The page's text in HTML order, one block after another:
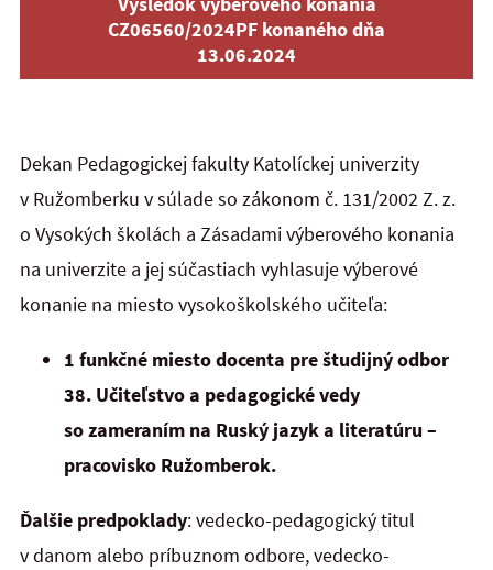
CZ06560/2024PF konaného dňa
13.06.2024
Dekan Pedagogickej fakulty Katolíckej univerzity
v Ružomberku v súlade so zákonom č. 131/2002 Z. z.
o Vysokých školách a Zásadami výberového konania
na univerzite a jej súčastiach vyhlasuje výberové
konanie na miesto vysokoškolského učiteľa:
1 funkčné miesto docenta pre študijný odbor
38. Učiteľstvo a pedagogické vedy
so zameraním na Ruský jazyk a literatúru –
pracovisko Ružomberok.
Ďalšie predpoklady: vedecko-pedagogický titul
v danom alebo príbuznom odbore, vedecko-